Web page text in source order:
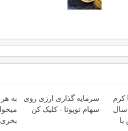
با کرم
ضدچروک جلبک10سال
سرمایه گذاری ارزی روی
سهام تویوتا - کلیک کن
به